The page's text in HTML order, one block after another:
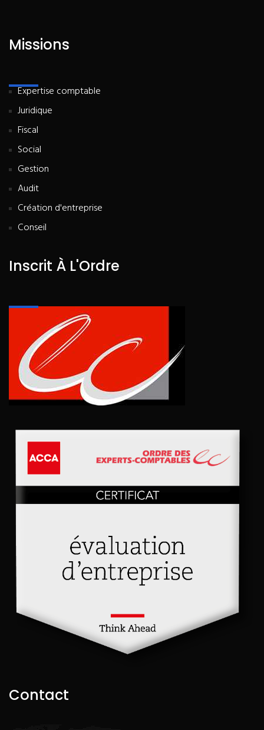
Missions
Expertise comptable
Juridique
Fiscal
Social
Gestion
Audit
Création d'entreprise
Conseil
Inscrit À L'Ordre
Contact